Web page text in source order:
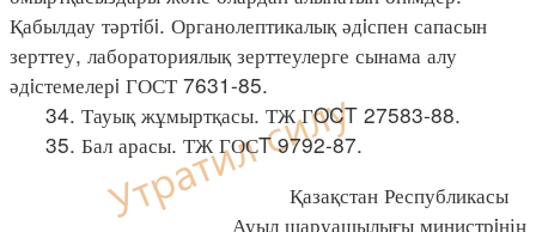
Қабылдау тәртiбi. Органолептикалық әдiспен сапасын
зерттеу, лабораториялық зерттеулерге сынама алу
әдiстемелерi ГОСТ 7631-85.
34. Тауық жұмыртқасы. ТЖ ГOCT 27583-88.
35. Бал арасы. ТЖ ГОСT 9792-87.
Қазақстан Республикасы
Ауыл шаруашылығы министрiнің